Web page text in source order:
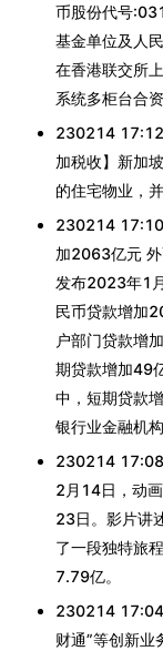
币股份代号
基金单位及人
在香港联交所
系统多柜台合资
230214 17:12
加税收】新加
的住宅物业，
230214 17:10
加2063亿元
发布2023年1
民币贷款增加
户部门贷款增
期贷款增加49
中，短期贷款
银行业金融机
230214 17:08
2月14日，动
23日。影片讲
了一段独特旅
7.79亿。
230214 17:04
财通”等创新业